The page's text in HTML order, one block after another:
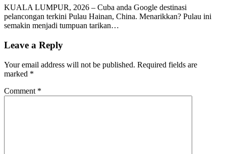
KUALA LUMPUR, 2026 – Cuba anda Google destinasi
pelancongan terkini Pulau Hainan, China. Menarikkan? Pulau ini
semakin menjadi tumpuan tarikan…
Leave a Reply
Your email address will not be published. Required fields are
marked *
Comment *